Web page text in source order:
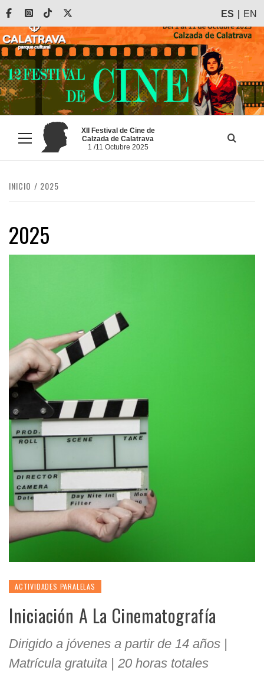
Saltar
contenido
FacebookInstagram
Tiktok ES EN
Menú
principal
XII Festival de Cine de
Calzada de Calatrava
1 /11 Octubre 2025
INICIO 2025
2025
ACTIVIDADES PARALELAS
Iniciación A La Cinematografía
Dirigido a jóvenes a partir de 14 años |
Matrícula gratuita | 20 horas totales